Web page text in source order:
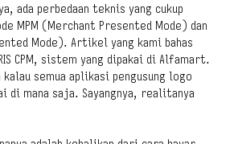
ada perbedaan teknis yang cukup
MPM (Merchant Presented Mode) dan
Mode). Artikel yang kami bahas
CPM, sistem yang dipakai di Alfamart.
kalau semua aplikasi pengusung logo
di mana saja. Sayangnya, realitanya